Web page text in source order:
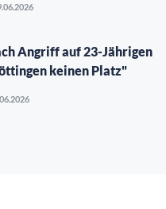
Angriff auf 23-Jährigen
keinen Platz"